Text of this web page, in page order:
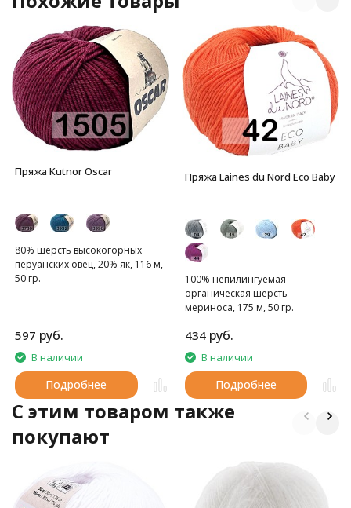
Пряжа Kutnor Oscar
80% шерсть высокогорных
перуанских овец, 20% як, 116 м,
50 гр.
597 руб.
В наличии
Подробнее
Пряжа Laines du Nord Eco Baby
100% непилингуемая
органическая шерсть
мериноса, 175 м, 50 гр.
434 руб.
В наличии
Подробнее
C этим товаром также
покупают